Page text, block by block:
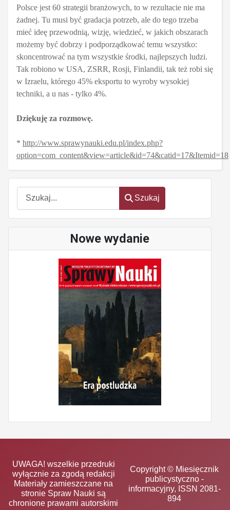
Szukaj
Szukaj
Nowe wydanie
Polsce jest 60 strategii branżowych, to w rezultacie nie ma
żadnej. Tu musi być gradacja potrzeb, ale do tego trzeba
mieć ideę przewodnią, wizję, wiedzieć, w jakich obszarach
możemy być dobrzy i podporządkować temu wszystko:
skoncentrować na tym wszystkie środki, najlepszych ludzi.
Tak robiono w USA, ZSRR, Rosji, Finlandii, tak też robi się
w Izraelu, którego 45% eksportu to wyroby wysokiej
techniki, a u nas - tylko 4%.
Dziękuję za rozmowę.
* http://www.sprawynauki.edu.pl/index.php?
option=com_content&view=article&id=74&catid=17&Itemid=18
UWAGA! wszelkie przedruki
wyłącznie za zgodą redakcji
Materiały zamieszczane na
stronie Spraw Nauki są
chronione prawami autorskimi
Copyright © Miesięcznik
publicystyczno -
informacyjny, ISSN 2081-
894